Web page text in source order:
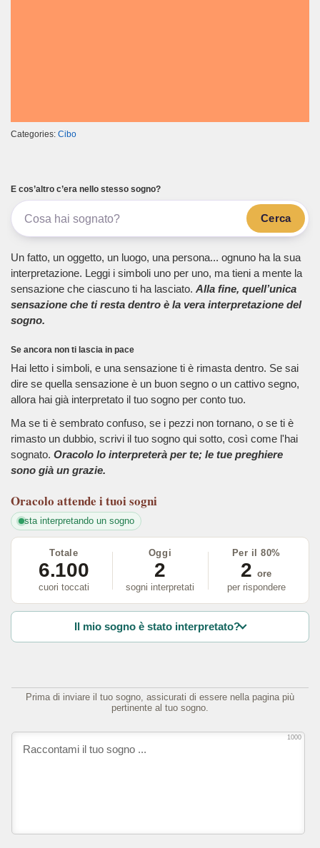
Categories: Cibo
E cos’altro c’era nello stesso sogno?
Cerca
Un fatto, un oggetto, un luogo, una persona... ognuno ha la sua
interpretazione. Leggi i simboli uno per uno, ma tieni a mente la
sensazione che ciascuno ti ha lasciato. Alla fine, quell’unica
sensazione che ti resta dentro è la vera interpretazione del
sogno.
Se ancora non ti lascia in pace
Hai letto i simboli, e una sensazione ti è rimasta dentro. Se sai
dire se quella sensazione è un buon segno o un cattivo segno,
allora hai già interpretato il tuo sogno per conto tuo.
Ma se ti è sembrato confuso, se i pezzi non tornano, o se ti è
rimasto un dubbio, scrivi il tuo sogno qui sotto, così come l'hai
sognato. Oracolo lo interpreterà per te; le tue preghiere
sono già un grazie.
Oracolo attende i tuoi sogni
sta interpretando un sogno
Totale
6.100
cuori toccati
Oggi
2
sogni interpretati
Per il 80%
2 ore
per rispondere
Il mio sogno è stato interpretato?
Prima di inviare il tuo sogno, assicurati di essere nella pagina più
pertinente al tuo sogno.
1000